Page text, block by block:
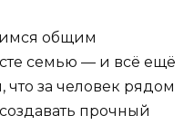
общим
семью — и всё ещё
что за человек рядом
прочный